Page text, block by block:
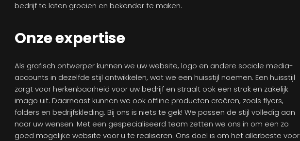
bedrijf te laten groeien en bekender te maken.
Onze expertise
Als grafisch ontwerper kunnen we uw website, logo en andere sociale media-
accounts in dezelfde stijl ontwikkelen, wat we een huisstijl noemen. Een huisstijl
zorgt voor herkenbaarheid voor uw bedrijf en straalt ook een strak en zakelijk
imago uit. Daarnaast kunnen we ook offline producten creëren, zoals flyers,
folders en bedrijfskleding. Bij ons is niets te gek! We passen de stijl volledig aan
naar uw wensen. Met een gespecialiseerd team zetten we ons in om een zo
goed mogelijke website voor u te realiseren. Ons doel is om het allerbeste voor